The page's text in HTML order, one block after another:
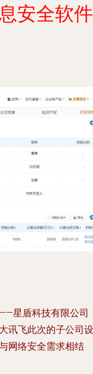
安全软件
星盾科技有限公司
讯飞此次的子公司设
网络安全需求相结